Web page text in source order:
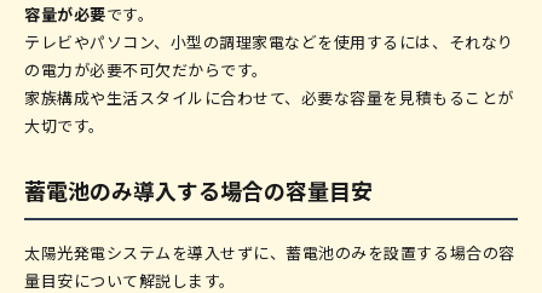
容量が必要です。
テレビやパソコン、小型の調理家電などを使用するには、それなり
の電力が必要不可欠だからです。
家族構成や生活スタイルに合わせて、必要な容量を見積もることが
大切です。
蓄電池のみ導入する場合の容量目安
太陽光発電システムを導入せずに、蓄電池のみを設置する場合の容
量目安について解説します。